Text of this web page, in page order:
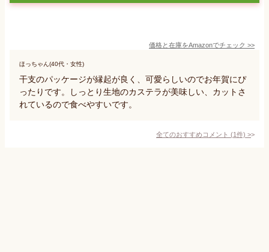
価格と在庫をAmazonでチェック >>
ほっちゃん(40代・女性)
干支のパッケージが縁起が良く、可愛らしいのでお年賀にぴ
ったりです。しっとり生地のカステラが美味しい、カットさ
れているので食べやすいです。
全てのおすすめコメント (1件) >